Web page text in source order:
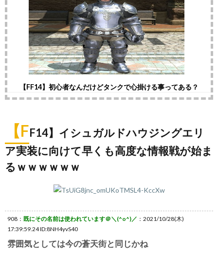
【FF14】初心者なんだけどタンクで心掛ける事ってある？
【FF14】イシュガルドハウジングエリ
ア実装に向けて早くも高度な情報戦が始ま
るｗｗｗｗｗｗ
908： 既にその名前は使われています＠＼(^o^)／ ：2021/10/28(木)
17:39:59.24 ID:8NH4yvS40
雰囲気としては今の蒼天街と同じかね